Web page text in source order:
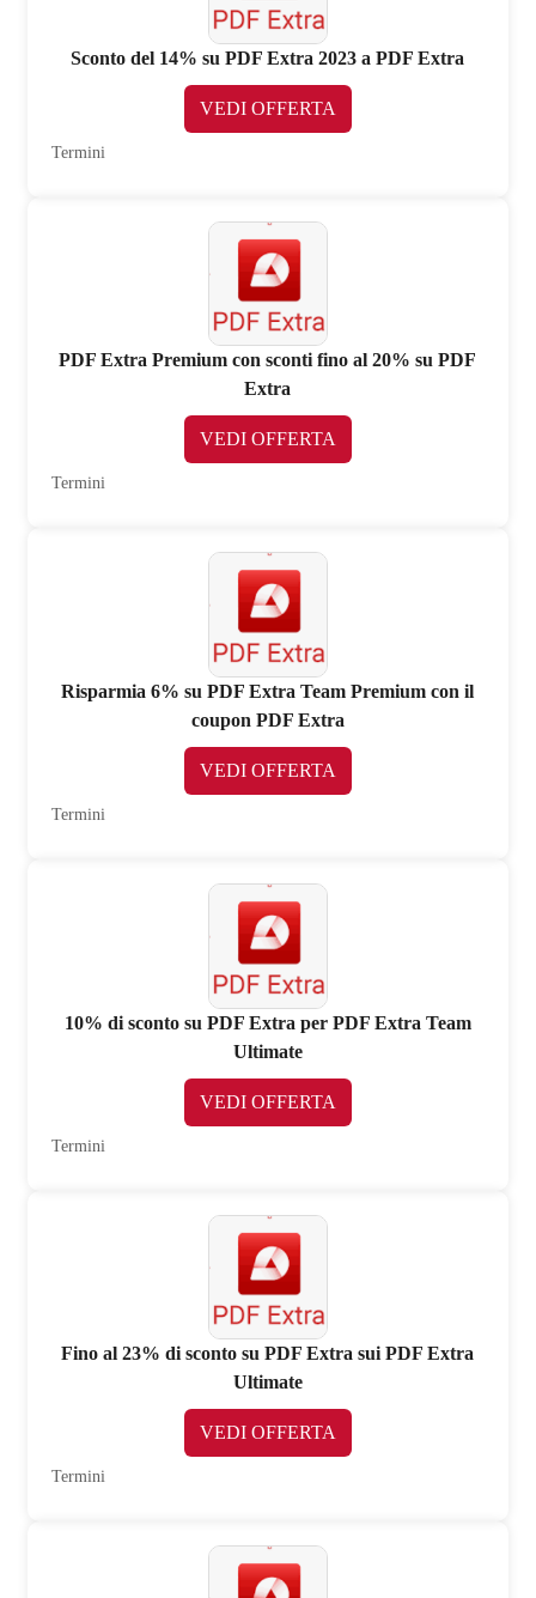
Sconto del 14% su PDF Extra 2023 a PDF Extra
VEDI OFFERTA
Termini
PDF Extra Premium con sconti fino al 20% su PDF
Extra
VEDI OFFERTA
Termini
Risparmia 6% su PDF Extra Team Premium con il
coupon PDF Extra
VEDI OFFERTA
Termini
10% di sconto su PDF Extra per PDF Extra Team
Ultimate
VEDI OFFERTA
Termini
Fino al 23% di sconto su PDF Extra sui PDF Extra
Ultimate
VEDI OFFERTA
Termini